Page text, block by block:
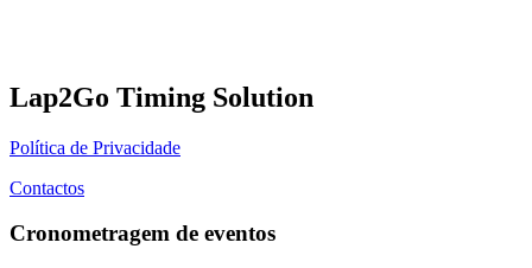
Lap2Go Timing Solution
Política de Privacidade
Contactos
Cronometragem de eventos